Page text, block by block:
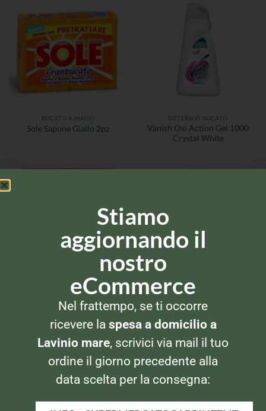
BUCATO A MANO
Sole Sapone Giallo 2pz
DETERSIVI BUCATO
Vanish Oxi Action Gel 1000
Crystal White
DETERSIVI BUCATO
Vanish Oxi Action 600 gr
BUCATO A MANO
Napisan Liquido 1200ml
Stiamo
aggiornando il
nostro
eCommerce
Nel frattempo, se ti occorre
ricevere la spesa a domicilio a
Lavinio mare, scrivici via mail il tuo
ordine il giorno precedente alla
data scelta per la consegna: